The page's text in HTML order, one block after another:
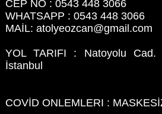
CEP NO : 0543 448 3066
WHATSAPP : 0543 448 3066
MAİL: atolyeozcan@gmail.com
YOL TARIFI : Natoyolu
İstanbul
COVİD ONLEMLERI :